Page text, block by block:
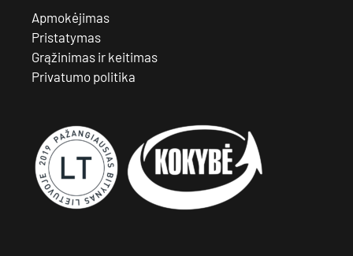
Apmokėjimas
Pristatymas
Grąžinimas ir keitimas
Privatumo politika